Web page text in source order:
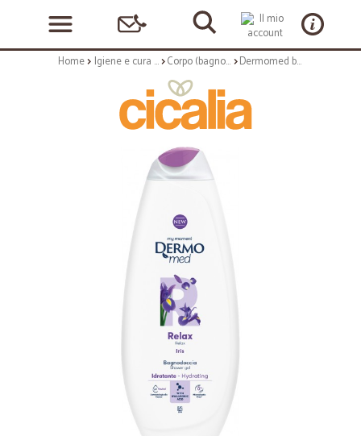
Home Igiene e cura personale Corpo (bagnoschiuma, crema corpo) Dermomed bagno iris ml.450